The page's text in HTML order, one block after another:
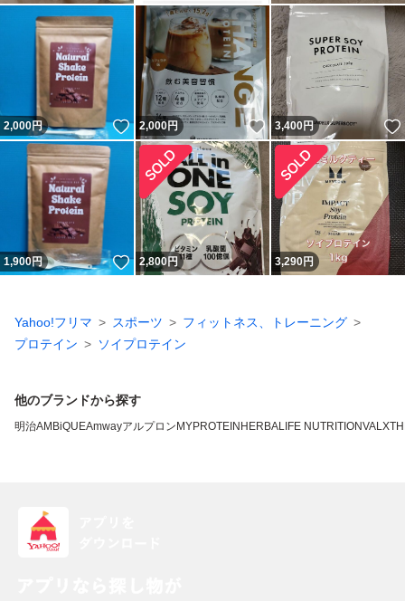
2,000円 いいね！
2,000円 いいね！
3,400円
1,900円 いいね！
2,800円 3,290円
Yahoo!フリマ スポーツ
フィットネス、トレーニング
プロテイン
ソイプロテイン
他のブランドから探す
明治AMBiQUEAmwayアルプロン MYPROTEIN HERBALIFE NUTRITIONVALX